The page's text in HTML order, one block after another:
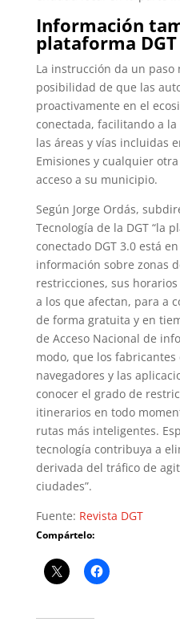
Información
plataforma DGT
La instrucción da un paso
posibilidad de que las
proactivamente en el
conectada, facilitando a
las áreas y vías incluidas
Emisiones y cualquier
acceso a su municipio.
Según Jorge Ordás,
Tecnología de la DGT “la
conectado DGT 3.0 está
información sobre zonas
restricciones, sus
a los que afectan, para a
de forma gratuita y en
de Acceso Nacional de
modo, que los fabricantes
navegadores y las
conocer el grado de
itinerarios en todo
rutas más inteligentes.
tecnología contribuya a
derivada del tráfico de
ciudades”.
Fuente: Revista DGT
Compártelo: